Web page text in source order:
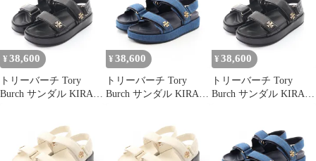
ダル レディース 新品
ンダル レディース 新品
¥ 38,600
トリーバーチ Tory
Burch サンダル KIRA
ザー サンダル レディー
ス 新品
¥ 38,600
トリーバーチ Tory
Burch サンダル KIRA
ダル レディース 新品
¥ 38,600
トリーバーチ Tory
Burch サンダル KIRA
ザー サンダル レディー
ス 新品